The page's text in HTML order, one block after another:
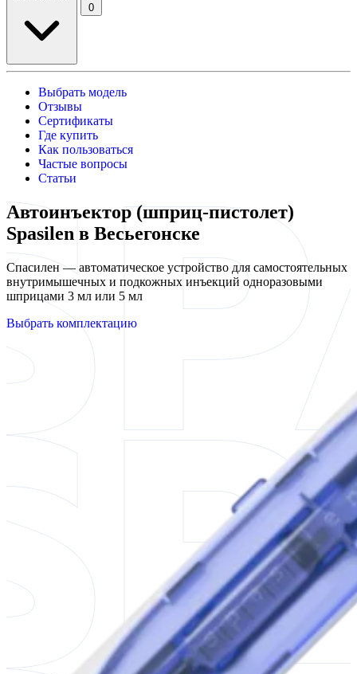
0
Выбрать модель
Отзывы
Сертификаты
Где купить
Как пользоваться
Частые вопросы
Статьи
Автоинъектор (шприц-пистолет)
Spasilen в Весьегонске
Спасилен — автоматическое устройство для самостоятельных
внутримышечных и подкожных инъекций одноразовыми
шприцами 3 мл или 5 мл
Выбрать комплектацию